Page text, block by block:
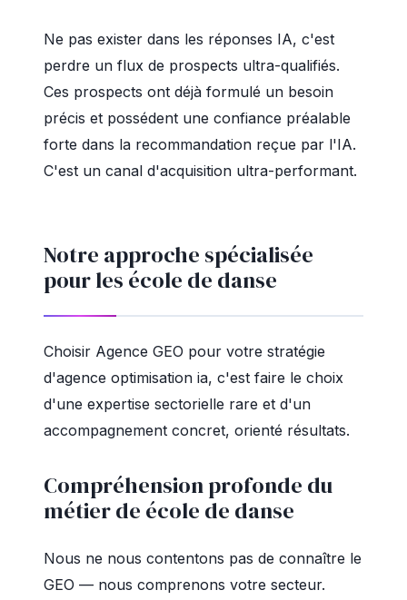
Ne pas exister dans les réponses IA, c'est
perdre un flux de prospects ultra-qualifiés.
Ces prospects ont déjà formulé un besoin
précis et possédent une confiance préalable
forte dans la recommandation reçue par l'IA.
C'est un canal d'acquisition ultra-performant.
Notre approche spécialisée
pour les école de danse
Choisir Agence GEO pour votre stratégie
d'agence optimisation ia, c'est faire le choix
d'une expertise sectorielle rare et d'un
accompagnement concret, orienté résultats.
Compréhension profonde du
métier de école de danse
Nous ne nous contentons pas de connaître le
GEO — nous comprenons votre secteur.